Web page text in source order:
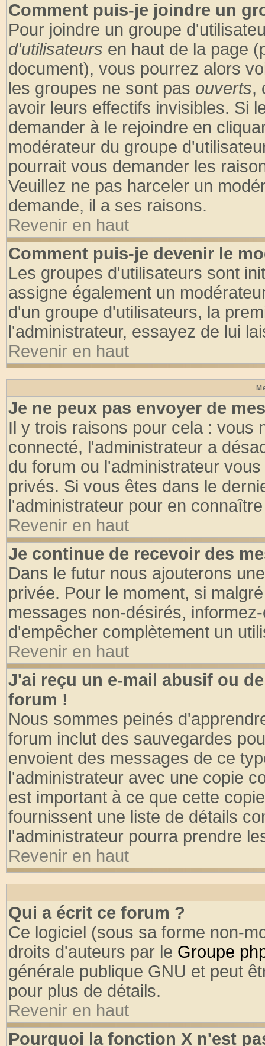
Comment puis-je joindre un
Pour joindre un groupe
d'utilisateurs en haut de la page
document), vous pourrez alors
les groupes ne sont pas ouverts,
avoir leurs effectifs invisibles. Si
demander à le rejoindre en
modérateur du groupe
pourrait vous demander les
Veuillez ne pas harceler un
demande, il a ses raisons.
Revenir en haut
Comment puis-je devenir le
Les groupes d'utilisateurs sont
assigne également un
d'un groupe d'utilisateurs, la
l'administrateur, essayez de lui
Revenir en haut
Je ne peux pas envoyer de
Il y trois raisons pour cela : vous
connecté, l'administrateur a
du forum ou l'administrateur
privés. Si vous êtes dans le
l'administrateur pour en
Revenir en haut
Je continue de recevoir des
Dans le futur nous ajouterons
privée. Pour le moment, si
messages non-désirés,
d'empêcher complètement un
Revenir en haut
J'ai reçu un e-mail abusif ou
forum !
Nous sommes peinés
forum inclut des sauvegardes
envoient des messages de ce
l'administrateur avec une copie
est important à ce que cette
fournissent une liste de détails
l'administrateur pourra prendre
Revenir en haut
Qui a écrit ce forum ?
Ce logiciel (sous sa forme non-
droits d'auteurs par le Groupe
générale publique GNU et peut
pour plus de détails.
Revenir en haut
Pourquoi la fonction X n'est